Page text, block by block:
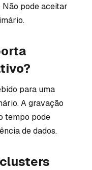
pode aceitar
para uma
A gravação
tempo pode
de dados.